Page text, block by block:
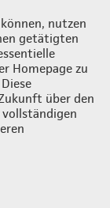
nutzen
getätigten
Homepage zu
Diese
über den
Login